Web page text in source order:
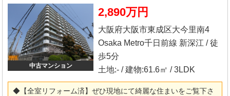
新調 ◎フローリング・クロス・クッションフロア張替 ◎建具新
調・ハウスクリーニング他 ※当社ではネットで他社様が広告し
ている物件も同時に紹介・案内可能です。 併せて内覧を希望さ
れる際は、物件名を担当者までお申し付け下さい。
中古マンション
2,890万円
大阪府大阪市東成区大今里南4
Osaka Metro千日前線 新深江 / 徒
歩5分
土地:- / 建物:61.6㎡ / 3LDK
◆【全室リフォーム済】ぜひ現地にて綺麗な住まいをご覧下さ